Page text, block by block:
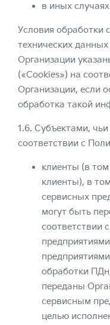
в иных
Условия
технических
Организации
(«Cookies») на
Организации, если
обработка такой
1.6. Субъектами,
соответствии с
клиенты (в
клиенты), в
сервисных
могут быть
соответствии
обработки
переданы
сервисным
целью